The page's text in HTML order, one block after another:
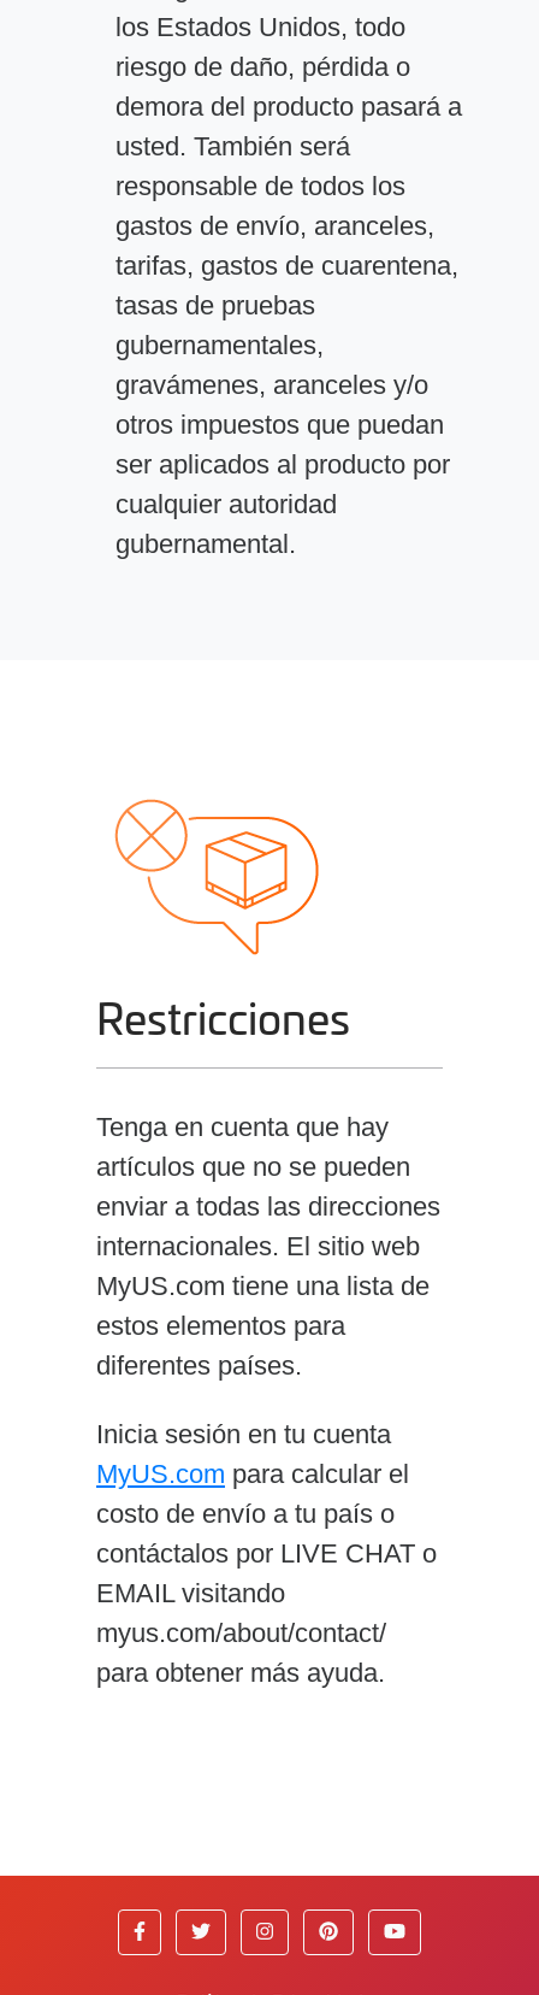
los Estados Unidos, todo
riesgo de daño, pérdida o
demora del producto pasará a
usted. También será
responsable de todos los
gastos de envío, aranceles,
tarifas, gastos de cuarentena,
tasas de pruebas
gubernamentales,
gravámenes, aranceles y/o
otros impuestos que puedan
ser aplicados al producto por
cualquier autoridad
gubernamental.
Restricciones
Tenga en cuenta que hay
artículos que no se pueden
enviar a todas las direcciones
internacionales. El sitio web
MyUS.com tiene una lista de
estos elementos para
diferentes países.
Inicia sesión en tu cuenta
MyUS.com para calcular el
costo de envío a tu país o
contáctalos por LIVE CHAT o
EMAIL visitando
myus.com/about/contact/
para obtener más ayuda.